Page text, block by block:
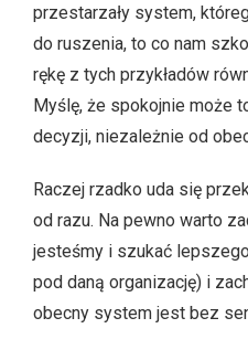
przestarzały system,
do ruszenia, to co nam
rękę z tych przykładów
Myślę, że spokojnie może
decyzji, niezależnie od
Raczej rzadko uda się
od razu. Na pewno warto
jesteśmy i szukać
pod daną organizację) i
obecny system jest bez